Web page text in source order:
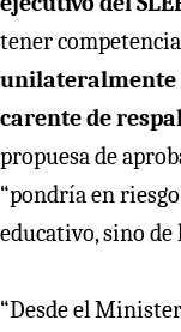
tener
unilateralmente
carente de
propuesa de
“pondría en
educativo, sino de
“Desde el